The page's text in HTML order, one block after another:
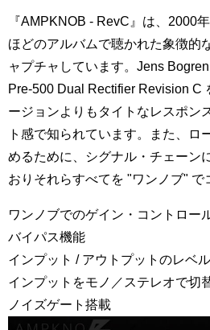
『AMPKNOB - RevC』は、2000
ほどのアルバムで聴かれた象徴的
ャプチャしています。Jens
Pre-500 Dual Rectifier Revision C
ージョンよりもタイトなレスポン
ト感で知られています。また、ロ
めるために、シグナル・チェーン
おりそれらすべてを "ワンノブ" で
ワンノブでのゲイン・コントロール
バイパス機能
インプット / アウトプットのレベ
インプットをモノ／ステレオで切
ノイズゲート搭載